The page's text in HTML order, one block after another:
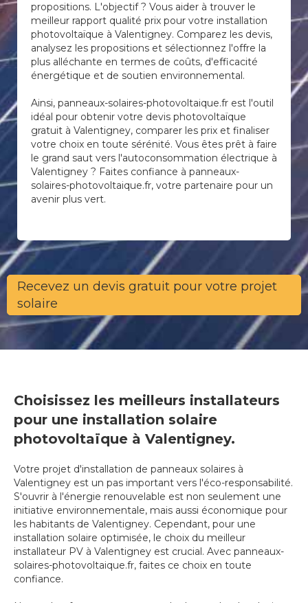
propositions. L'objectif ? Vous aider à trouver le
meilleur rapport qualité prix pour votre installation
photovoltaïque à Valentigney. Comparez les devis,
analysez les propositions et sélectionnez l'offre la
plus alléchante en termes de coûts, d'efficacité
énergétique et de soutien environnemental.
Ainsi, panneaux-solaires-photovoltaique.fr est l'outil
idéal pour obtenir votre devis photovoltaïque
gratuit à Valentigney, comparer les prix et finaliser
votre choix en toute sérénité. Vous êtes prêt à faire
le grand saut vers l'autoconsommation électrique à
Valentigney ? Faites confiance à panneaux-
solaires-photovoltaique.fr, votre partenaire pour un
avenir plus vert.
Recevez un devis gratuit pour votre projet
solaire
Choisissez les meilleurs installateurs
pour une installation solaire
photovoltaïque à Valentigney.
Votre projet d'installation de panneaux solaires à
Valentigney est un pas important vers l'éco-responsabilité.
S'ouvrir à l'énergie renouvelable est non seulement une
initiative environnementale, mais aussi économique pour
les habitants de Valentigney. Cependant, pour une
installation solaire optimisée, le choix du meilleur
installateur PV à Valentigney est crucial. Avec panneaux-
solaires-photovoltaique.fr, faites ce choix en toute
confiance.